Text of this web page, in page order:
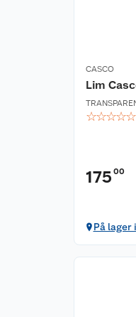
CASCO
Lim
☆☆☆☆☆
175 00
På lager